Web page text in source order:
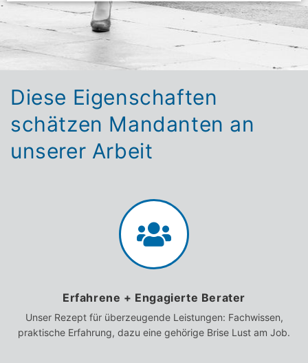
Diese Eigenschaften
schätzen Mandanten an
unserer Arbeit
Erfahrene + Engagierte Berater
Unser Rezept für überzeugende Leistungen: Fachwissen,
praktische Erfahrung, dazu eine gehörige Brise Lust am Job.